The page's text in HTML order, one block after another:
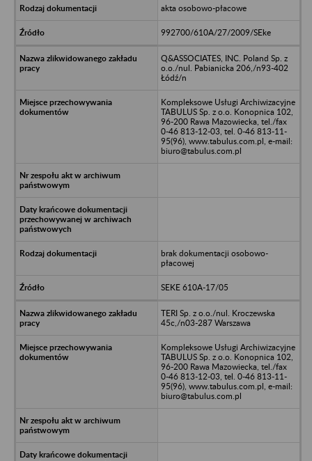
akta osobowo-płacowe
992700/610A/27/2009/SEke
Q&ASSOCIATES, INC. Poland Sp. z
o.o./nul. Pabianicka 206,/n93-402
Łódź/n
Kompleksowe Usługi Archiwizacyjne
TABULUS Sp. z o.o. Konopnica 102,
96-200 Rawa Mazowiecka, tel./fax
0-46 813-12-03, tel. 0-46 813-11-
95(96), www.tabulus.com.pl, e-mail:
biuro@tabulus.com.pl
brak dokumentacji osobowo-
płacowej
SEKE 610A-17/05
TERI Sp. z o.o./nul. Kroczewska
45c,/n03-287 Warszawa
Kompleksowe Usługi Archiwizacyjne
TABULUS Sp. z o.o. Konopnica 102,
96-200 Rawa Mazowiecka, tel./fax
0-46 813-12-03, tel. 0-46 813-11-
95(96), www.tabulus.com.pl, e-mail:
biuro@tabulus.com.pl